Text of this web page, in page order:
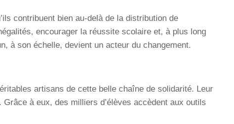
contribuent bien au-delà de la distribution de
encourager la réussite scolaire et, à plus long
à son échelle, devient un acteur du changement.
artisans de cette belle chaîne de solidarité. Leur
. Grâce à eux, des milliers d’élèves accèdent aux outils